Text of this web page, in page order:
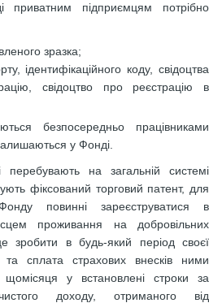
приватним підприємцям потрібно
зразка;
ідентифікаційного коду, свідоцтва
свідоцтво про реєстрацію в
безпосередньо працівниками
у Фонді.
перебувають на загальній системі
фіксований торговий патент, для
повинні зареєструватися в
проживання на добровільних
зробити в будь-який період своєї
та сплата страхових внесків ними
щомісяця у встановлені строки за
доходу, отриманого від